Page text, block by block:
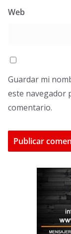
Web
Guardar mi
este navegador
comentario.